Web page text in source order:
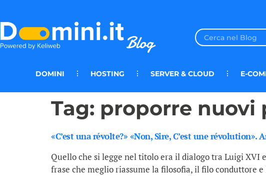
DOMINI HOSTING SERVER & CLOUD E-
Tag: proporre nuovi
«C’est una révolte?» «Non, Sire, C’est une
Quello che si legge nel titolo era il dialogo tra Luigi XVI
frase che meglio riassume la filosofia, il filo conduttore